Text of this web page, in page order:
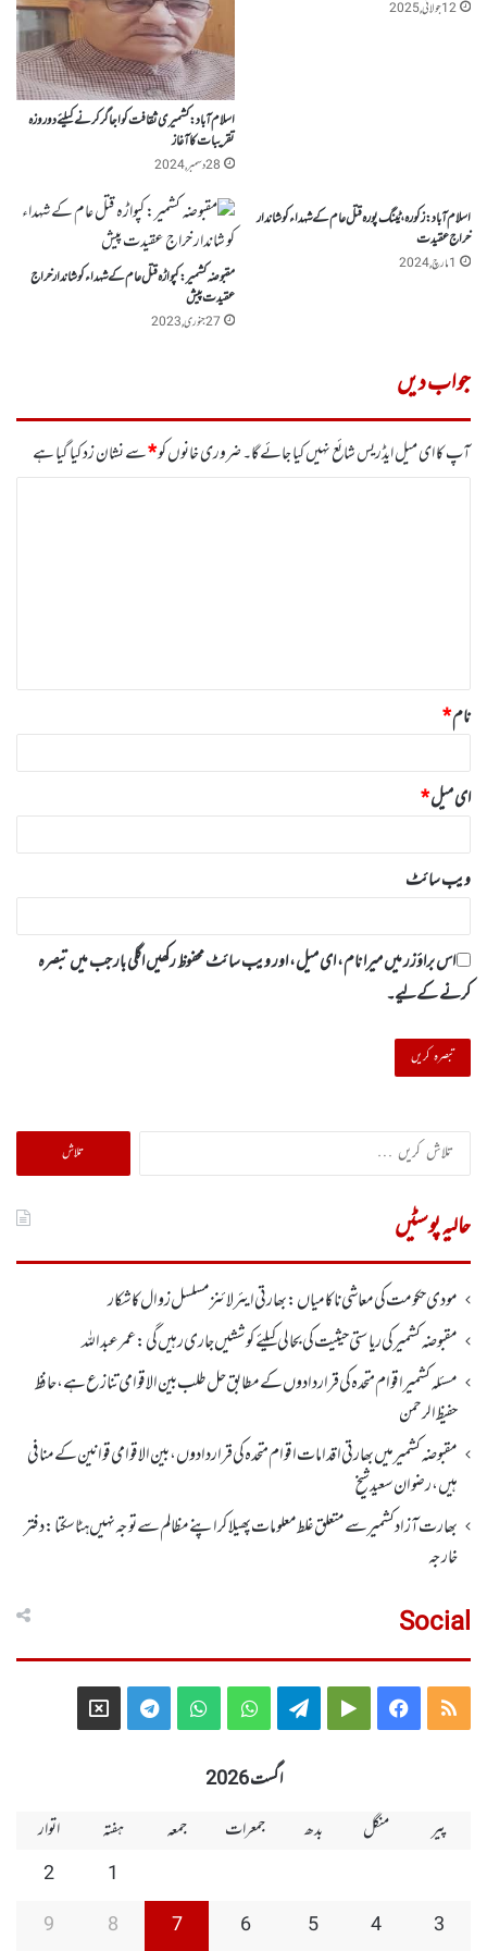
12 جولائی, 2025
اسلام آباد: کشمیری ثقافت کو اجاگر کرنے کیلئے دو روزہ
تقریبات کا آغاز
28 دسمبر, 2024
اسلام آباد :زکورہ ،ٹینگ پورہ قتل عام کے شہدا ء کوشاندار
خراج عقیدت
1 مارچ, 2024
مقبوضہ کشمیر: کپواڑہ قتل عام کے شہداء کو شاندار خراج
عقیدت پیش
27 جنوری, 2023
جواب دیں
آپ کا ای میل ایڈریس شائع نہیں کیا جائے گا۔ضروری خانوں کو*سے نشان زد کیا گیا ہے
نام*
ای میل*
ویب‌ سائٹ
اس براؤزر میں میرا نام، ای میل، اور ویب سائٹ محفوظ رکھیں اگلی بار جب میں تبصرہ
کرنے کےلیے۔
تلاش
کریں
حالیہ پوسٹیں
مودی حکومت کی معاشی ناکامیاں: بھارتی ایئرلائنز مسلسل زوال کا شکار
مقبوضہ کشمیر کی ریاستی حیثیت کی بحالی کیلئے کوششیں جاری رہیں گی: عمر عبداللہ
مسئلہ کشمیر اقوام متحدہ کی قراردادوں کے مطابق حل طلب بین الاقوامی تنازع ہے، حافظ
حفیظ الرحمن
مقبوضہ کشمیر میں بھارتی اقدامات اقوام متحدہ کی قراردادوں، بین الاقوامی قوانین کے منافی
ہیں،رضوان سعید شیخ
بھارت آزاد کشمیر سے متعلق غلط معلومات پھیلا کر اپنے مظالم سے توجہ نہیں ہٹا سکتا: دفتر
خارجہ
Social
RSS
Facebook
Google
Telegram
WhatsApp
WhatsApp
Telegram
X
اگست 2026
پیر
منگل بدھ جمعرات جمعہ ہفتہ
اتوار
1
2
3
4
5
6
7
8
9